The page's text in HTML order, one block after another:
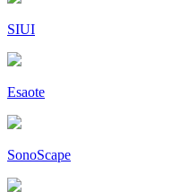
SIUI
Esaote
SonoScape